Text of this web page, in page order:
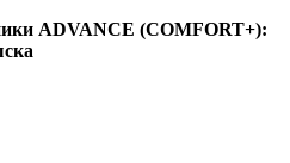
ADVANCE (COMFORT+):